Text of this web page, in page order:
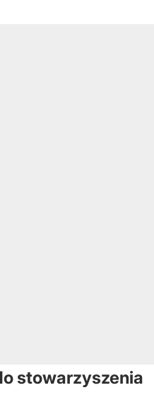
stowarzyszenia